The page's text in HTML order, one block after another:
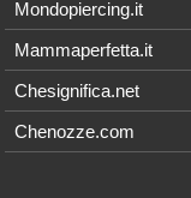
Mondopiercing.it
Mammaperfetta.it
Chesignifica.net
Chenozze.com